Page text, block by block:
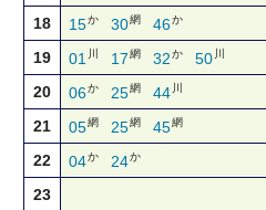
18 15か 30網 46か
19 01 川 17網 32か 50 川
20 06か 25網 44 川
21 05網 25網 45網
22 04か 24か
23